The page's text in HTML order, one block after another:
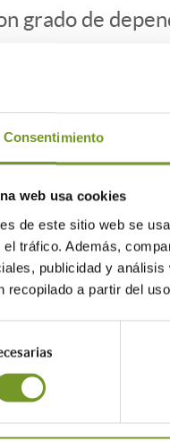
Consentimiento
web usa cookies
de este sitio web se
el tráfico. Además,
publicidad y
recopilado a partir del
grado de
grados de
de 60 años
cumplir:
en la vivienda
requisitos
de la vivienda y
elevadores,
para la